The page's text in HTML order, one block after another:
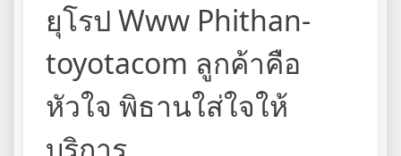
ยุโรป Www Phithan-
toyotacom ลูกค้าคือ
หัวใจ พิธานใส่ใจให้